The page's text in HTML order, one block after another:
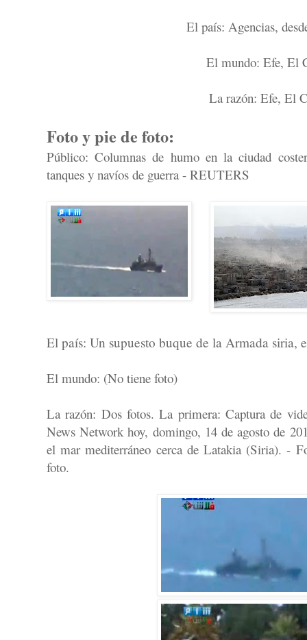
El país: Agencias,
El mundo: Efe, El
La razón: Efe, El
Foto y pie de foto:
Público: Columnas de humo en la ciudad
tanques y navíos de guerra - REUTERS
El país: Un supuesto buque de la Armada
El mundo: (No tiene foto)
La razón: Dos fotos. La primera: Captura de
News Network hoy, domingo, 14 de agosto de
el mar mediterráneo cerca de Latakia (Siria). -
foto.